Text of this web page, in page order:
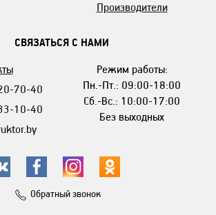
Производители
СВЯЗАТЬСЯ С НАМИ
70-40
10-40
Режим работы:
Пн.-Пт.: 09:00-18:00
Сб.-Вс.: 10:00-17:00
Без выходных
Обратный звонок